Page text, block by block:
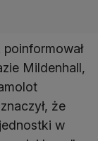
Mildenhall,
że
w